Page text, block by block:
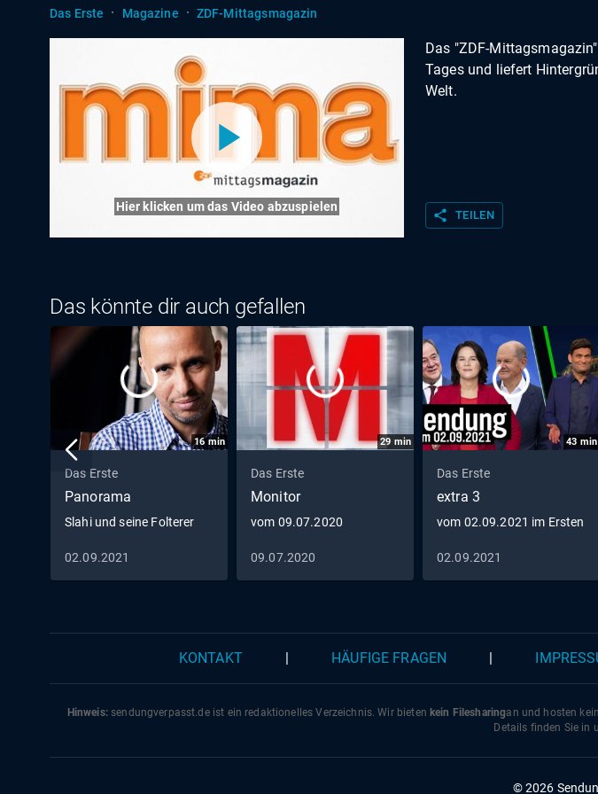
Das Erste · Magazine · ZDF-Mittagsmagazin
Hier klicken um das Video abzuspielen
Das "ZDF-
Tages und liefert
Welt.
share TEILEN
Das könnte dir auch gefallen
16 min
Das Erste
Panorama
Slahi und seine Folterer
02.09.2021
29 min
Das Erste
Monitor
vom 09.07.2020
09.07.2020
43 min
Das Erste
extra 3
vom 02.09.2021 im Ersten
02.09.2021
KONTAKT HÄUFIGE FRAGEN
Hinweis:sendungverpasst.deist ein redaktionelles Verzeichnis. Wir bieten kein Filesharingan und hosten
Details finden Sie in
© 2026